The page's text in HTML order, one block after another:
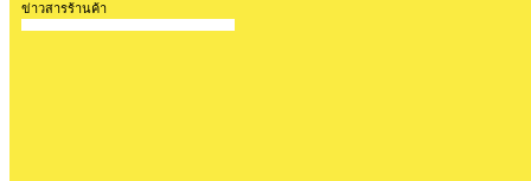
ข่าวสารร้านค้า